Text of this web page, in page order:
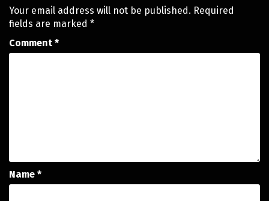
Your email address will not be published. Required
fields are marked *
Comment *
Name *